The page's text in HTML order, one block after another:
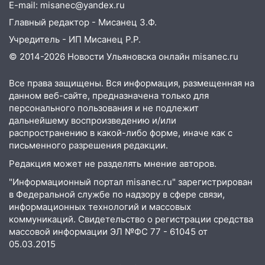
15:34
После вмешательства
прокуратуры в селах Ульяновской
области привели в порядок детские
площадки
капремонт школы в селе Кивать
15:08 В Кузоватово после прокурорской
проверки обновили разметку на
пешеходных переходах
запретили остановку автомобилей на
50-метровом участке
14:22 В Новом городе 8 августа пройдет
большой фестиваль «Наше время» с
мотофристайлом и концертом
«Мураками»
E-mail: misanec@yandex.ru
Главный редактор - Мисанец З.Ф.
Учредитель - ИП Мисанец Р.Р.
© 2014-2026 Новости Ульяновска онлайн misanec.ru
Все права защищены. Вся информация, размещенная на
данном веб-сайте, предназначена только для
персонального пользования и не подлежит
дальнейшему воспроизведению и/или
распространению в какой-либо форме, иначе как с
письменного разрешения редакции.
Редакция может не разделять мнение авторов.
"Информационный портал misanec.ru" зарегистрирован
в Федеральной службе по надзору в сфере связи,
информационных технологий и массовых
коммуникаций. Свидетельство о регистрации средства
массовой информации ЭЛ №ФС 77 - 61045 от
05.03.2015